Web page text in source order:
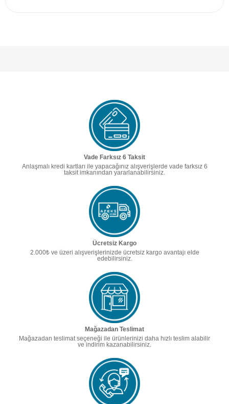
Vade Farksız 6 Taksit
Anlaşmalı kredi kartları ile yapacağınız alışverişlerde vade farksız 6
taksit imkanından yararlanabilirsiniz.
Ücretsiz Kargo
2.000₺ ve üzeri alışverişlerinizde ücretsiz kargo avantajı elde
edebilirsiniz.
Mağazadan Teslimat
Mağazadan teslimat seçeneği ile ürünlerinizi daha hızlı teslim alabilir
ve indirim kazanabilirsiniz.